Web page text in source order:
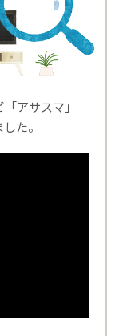
アサスマ」
た。